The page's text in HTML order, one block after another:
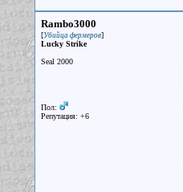
Rambo3000
[Убийца фермеров]
Lucky Strike
Seal 2000
Пол:
Репутация: +6